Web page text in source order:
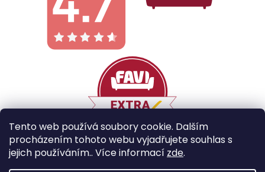
Tento web používá soubory cookie. Dalším
procházením tohoto webu vyjadřujete souhlas s
jejich používáním.. Více informací zde.